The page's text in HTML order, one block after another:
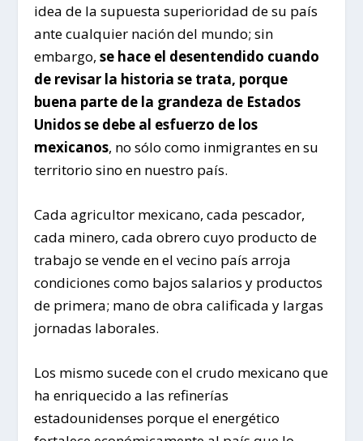
idea de la supuesta superioridad de su país
ante cualquier nación del mundo; sin
embargo,se hace el desentendido cuando
de revisar la historia se trata, porque
buena parte de la grandeza de Estados
Unidos se debe al esfuerzo de los
mexicanos, no sólo como inmigrantes en su
territorio sino en nuestro país.
Cada agricultor mexicano, cada pescador,
cada minero, cada obrero cuyo producto de
trabajo se vende en el vecino país arroja
condiciones como bajos salarios y productos
de primera; mano de obra calificada y largas
jornadas laborales.
Los mismo sucede con el crudo mexicano que
ha enriquecido a las refinerías
estadounidenses porque el energético